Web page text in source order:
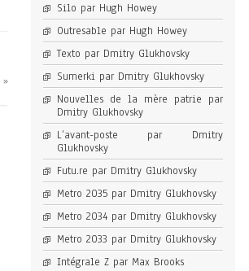
»
Silo par Hugh Howey
Outresable par Hugh Howey
Texto par Dmitry Glukhovsky
Sumerki par Dmitry Glukhovsky
Nouvelles de la mère patrie par
Dmitry Glukhovsky
L’avant-poste par Dmitry
Glukhovsky
Futu.re par Dmitry Glukhovsky
Metro 2035 par Dmitry Glukhovsky
Metro 2034 par Dmitry Glukhovsky
Metro 2033 par Dmitry Glukhovsky
Intégrale Z par Max Brooks